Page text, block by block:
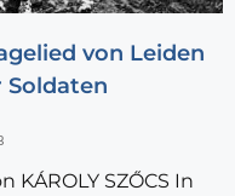
von Leiden
Soldaten
KÁROLY SZŐCS In